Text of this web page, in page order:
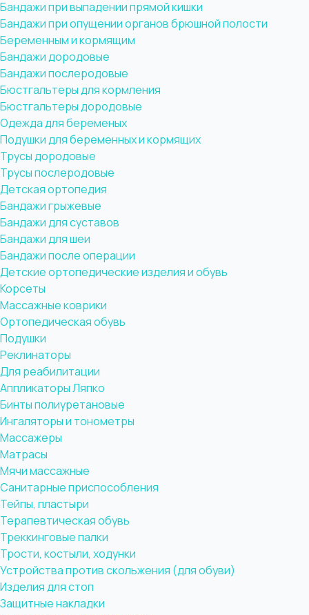
Бандажи при выпадении прямой кишки
Бандажи при опущении органов брюшной полости
Беременным и кормящим
Бандажи дородовые
Бандажи послеродовые
Бюстгальтеры для кормления
Бюстгальтеры дородовые
Одежда для беременых
Подушки для беременных и кормящих
Трусы дородовые
Трусы послеродовые
Детская ортопедия
Бандажи грыжевые
Бандажи для суставов
Бандажи для шеи
Бандажи после операции
Детские ортопедические изделия и обувь
Корсеты
Массажные коврики
Ортопедическая обувь
Подушки
Реклинаторы
Для реабилитации
Аппликаторы Ляпко
Бинты полиуретановые
Ингаляторы и тонометры
Массажеры
Матрасы
Мячи массажные
Санитарные приспособления
Тейпы, пластыри
Терапевтическая обувь
Треккинговые палки
Трости, костыли, ходунки
Устройства против скольжения (для обуви)
Изделия для стоп
Защитные накладки